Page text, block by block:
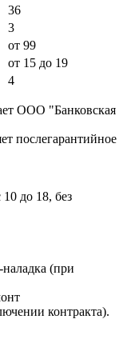
36
3
от 99
от 15 до 19
4
ООО "Банковская
послегарантийное
до 18, без
(при
контракта).